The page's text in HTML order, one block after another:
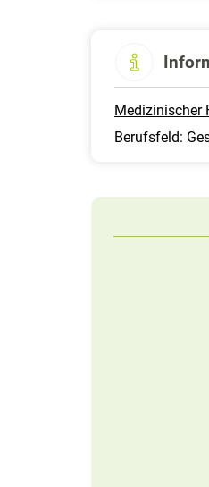
Medizinischer
Berufsfeld: